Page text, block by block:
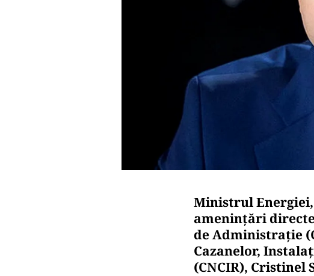
Ministrul
amenințări
de Administrație
Cazanelor,
(CNCIR), Cristinel